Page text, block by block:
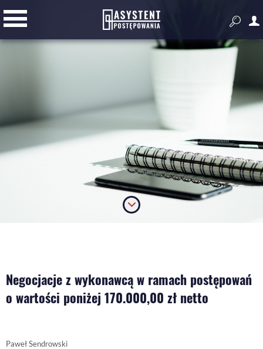
 
Przygotowanie i prowadzenie
postępowania
Dodatkowe narzędzia do pracy z
zamówieniami publicznymi
Wyszukiwarka zagranicznych
przetargów

Negocjacje z wykonawcą w ramach postępowań
o wartości poniżej 170.000,00 zł netto
Paweł Sendrowski